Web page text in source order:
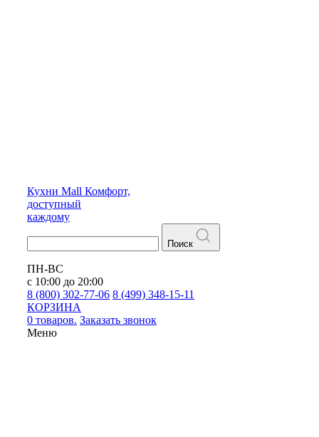
Кухни Mall Комфорт,
доступный
каждому
Поиск
ПН-ВС
с 10:00 до 20:00
8 (800) 302-77-06 8 (499) 348-15-11
КОРЗИНА
0 товаров. Заказать звонок
Меню